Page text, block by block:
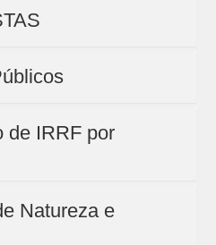
de IRRF por
Natureza e